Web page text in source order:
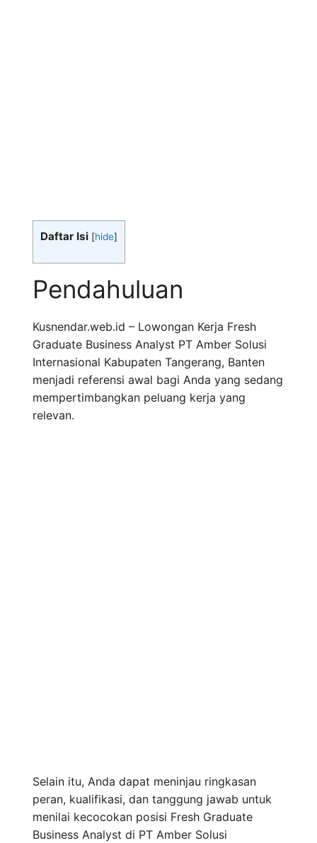
Daftar Isi [hide]
Pendahuluan
Kusnendar.web.id – Lowongan Kerja Fresh
Graduate Business Analyst PT Amber Solusi
Internasional Kabupaten Tangerang, Banten
menjadi referensi awal bagi Anda yang sedang
mempertimbangkan peluang kerja yang
relevan.
Selain itu, Anda dapat meninjau ringkasan
peran, kualifikasi, dan tanggung jawab untuk
menilai kecocokan posisi Fresh Graduate
Business Analyst di PT Amber Solusi